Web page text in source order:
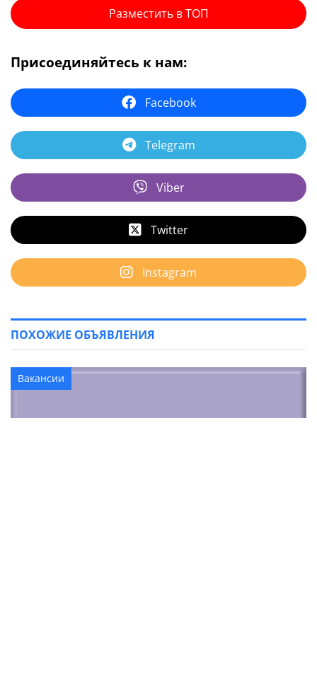
Разместить в ТОП
Присоединяйтесь к нам:
Facebook
Telegram
Viber
Twitter
Instagram
ПОХОЖИЕ ОБЪЯВЛЕНИЯ
Вакансии